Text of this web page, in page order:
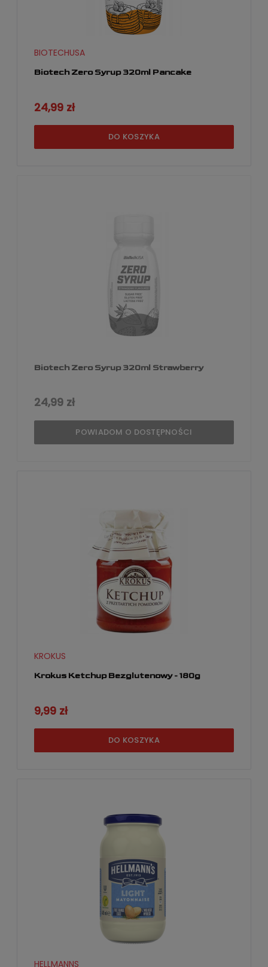
Biotech Zero Syrup 320ml Pancake
BIOTECHUSA
24,99 zł
DO KOSZYKA
Biotech Zero Syrup 320ml Strawberry
24,99 zł
POWIADOM O DOSTĘPNOŚCI
Krokus Ketchup Bezglutenowy - 180g
KROKUS
9,99 zł
DO KOSZYKA
HELLMANNS